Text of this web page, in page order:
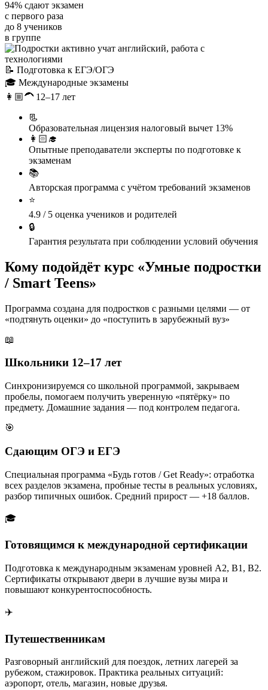
94% сдают экзамен
с первого раза
до 8 учеников
в группе
📝 Подготовка к ЕГЭ/ОГЭ
🎓 Международные экзамены
👩🏼‍🦱 12–17 лет
📃
Образовательная лицензия налоговый вычет 13%
👩🏻‍🎓
Опытные преподаватели эксперты по подготовке к
экзаменам
📚
Авторская программа с учётом требований экзаменов
⭐
4.9 / 5 оценка учеников и родителей
🔒
Гарантия результата при соблюдении условий обучения
Кому подойдёт курс «Умные подростки
/ Smart Teens»
Программа создана для подростков с разными целями — от
«подтянуть оценки» до «поступить в зарубежный вуз»
📖
Школьники 12–17 лет
Синхронизируемся со школьной программой, закрываем
пробелы, помогаем получить уверенную «пятёрку» по
предмету. Домашние задания — под контролем педагога.
🎯
Сдающим ОГЭ и ЕГЭ
Специальная программа «Будь готов / Get Ready»: отработка
всех разделов экзамена, пробные тесты в реальных условиях,
разбор типичных ошибок. Средний прирост — +18 баллов.
🎓
Готовящимся к международной сертификации
Подготовка к международным экзаменам уровней A2, B1, B2.
Сертификаты открывают двери в лучшие вузы мира и
повышают конкурентоспособность.
✈️
Путешественникам
Разговорный английский для поездок, летних лагерей за
рубежом, стажировок. Практика реальных ситуаций:
аэропорт, отель, магазин, новые друзья.